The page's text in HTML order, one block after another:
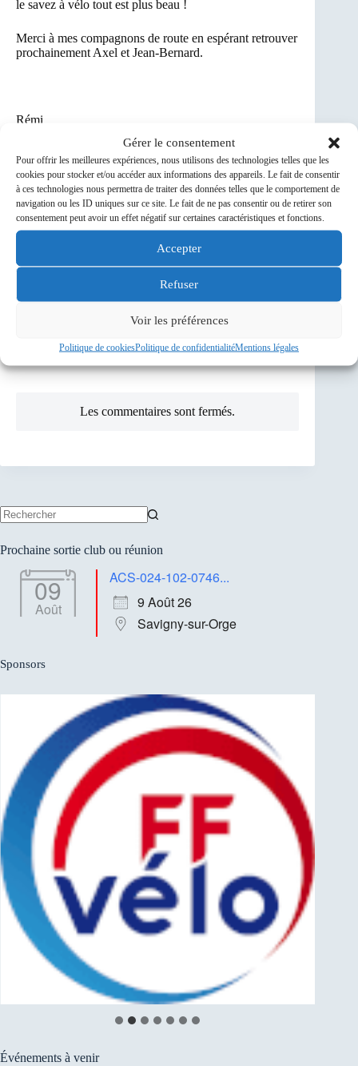
Gérer le consentement
Pour offrir les meilleures expériences, nous utilisons des technologies telles que les
cookies pour stocker et/ou accéder aux informations des appareils. Le fait de consentir
à ces technologies nous permettra de traiter des données telles que le comportement de
navigation ou les ID uniques sur ce site. Le fait de ne pas consentir ou de retirer son
consentement peut avoir un effet négatif sur certaines caractéristiques et fonctions.
Accepter
Refuser
Voir les préférences
Politique de cookiesPolitique de confidentialitéMentions légales
le savez à vélo tout est plus beau !
Merci à mes compagnons de route en espérant retrouver
prochainement Axel et Jean-Bernard.
Rémi
PRÉCÉDENT SUIVANT
Un commentaire
francis
A ma connaissance l’intégralité du groupe 1 est
resté sous la couette ( à l’exception de Bertrand!.
la principale cause !
Les commentaires sont fermés.
résultat
Prochaine sortie club ou réunion
09
Août
ACS-024-102-0746...
9 Août 26
Savigny-sur-Orge
Sponsors
Événements à venir